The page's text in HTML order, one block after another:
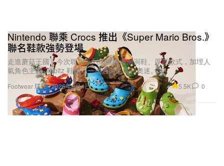
Footwear 球鞋
Nintendo 聯乘 Crocs 推出《Super Mario Bros.》
聯名鞋款強勢登場
走進蘑菇王國！今次聯乘系列網羅經典洞洞鞋、厚底款式，加埋人
氣角色主題 Jibbitz 鞋飾，一次過滿足馬利奧迷。
2026年6月4日 5.5K 0